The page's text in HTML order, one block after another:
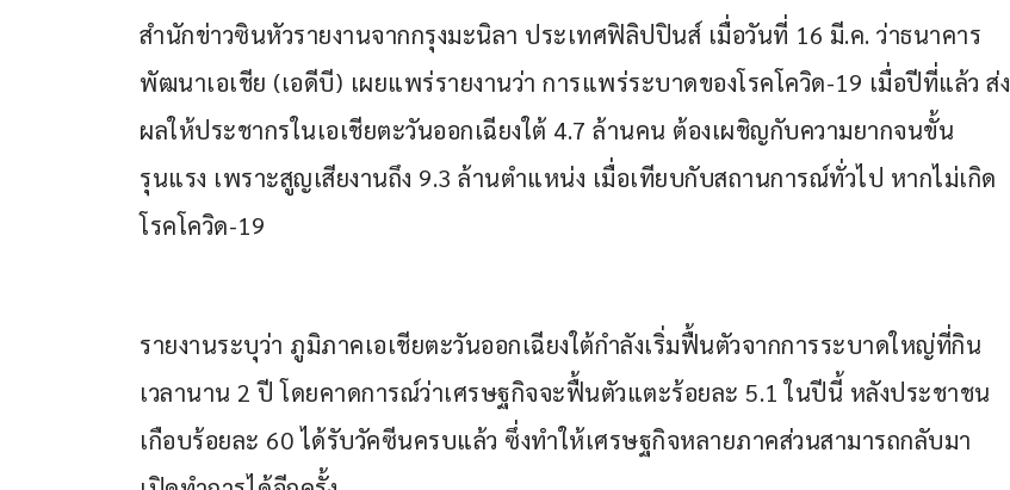
สำนักข่าวซินหัวรายงานจากกรุงมะนิลา ประเทศฟิลิปปินส์ เมื่อวันที่ 16 มี.ค. ว่าธนาคาร
พัฒนาเอเชีย (เอดีบี) เผยแพร่รายงานว่า การแพร่ระบาดของโรคโควิด-19 เมื่อปีที่แล้ว ส่ง
ผลให้ประชากรในเอเชียตะวันออกเฉียงใต้ 4.7 ล้านคน ต้องเผชิญกับความยากจนขั้น
รุนแรง เพราะสูญเสียงานถึง 9.3 ล้านตำแหน่ง เมื่อเทียบกับสถานการณ์ทั่วไป หากไม่เกิด
โรคโควิด-19
รายงานระบุว่า ภูมิภาคเอเชียตะวันออกเฉียงใต้กำลังเริ่มฟื้นตัวจากการระบาดใหญ่ที่กิน
เวลานาน 2 ปี โดยคาดการณ์ว่าเศรษฐกิจจะฟื้นตัวแตะร้อยละ 5.1 ในปีนี้ หลังประชาชน
เกือบร้อยละ 60 ได้รับวัคซีนครบแล้ว ซึ่งทำให้เศรษฐกิจหลายภาคส่วนสามารถกลับมา